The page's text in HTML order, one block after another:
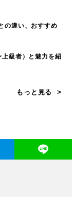
の違い、おすすめ
級者）と魅力を紹
もっと見る